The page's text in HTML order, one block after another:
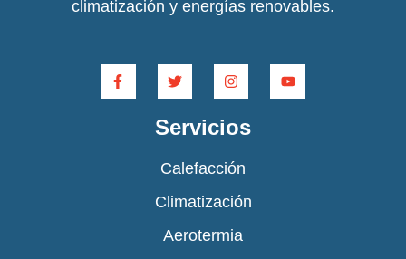
climatización y energías renovables.
Servicios
Calefacción
Climatización
Aerotermia